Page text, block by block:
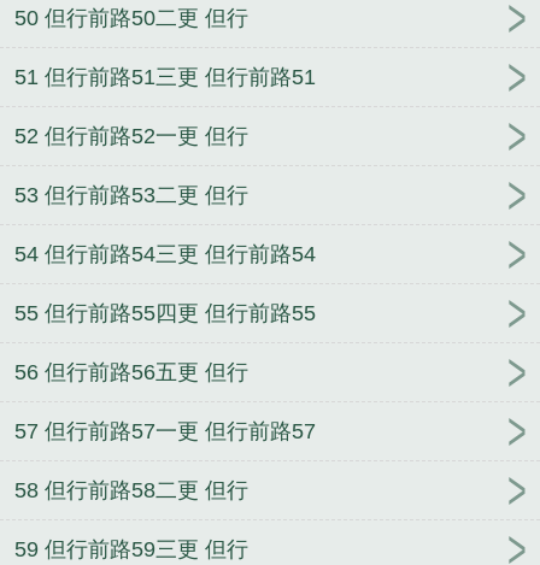
50 但行前路50二更 但行
51 但行前路51三更 但行前路51
52 但行前路52一更 但行
53 但行前路53二更 但行
54 但行前路54三更 但行前路54
55 但行前路55四更 但行前路55
56 但行前路56五更 但行
57 但行前路57一更 但行前路57
58 但行前路58二更 但行
59 但行前路59三更 但行